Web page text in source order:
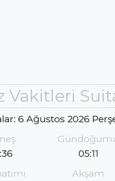
Vakitleri
6 Ağustos 2026
05:11
Akşam